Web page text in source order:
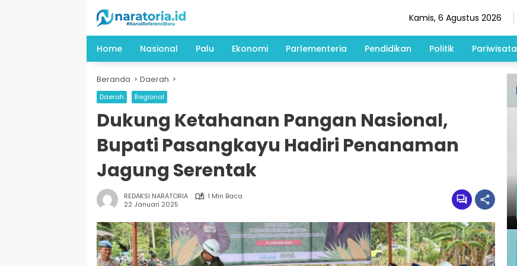
Kamis, 6 Agustus 2026
Home Nasional Palu Ekonomi Parlementeria Pendidikan Politik Pariwisata
Beranda Daerah
Daerah Regional
Dukung Ketahanan Pangan Nasional,
Bupati Pasangkayu Hadiri Penanaman
Jagung Serentak
REDAKSI NARATORIA
1 Min Baca
22 Januari 2025